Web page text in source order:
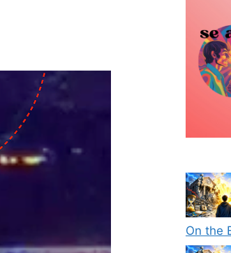
On the